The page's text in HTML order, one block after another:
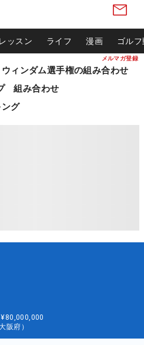
メルマガ登録
レッスン ライフ 漫画 ゴル
ィンダム選手権の組み合わせ
組み合わせ
グ
¥80,000,000
阪府）